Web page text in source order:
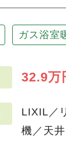
ガス浴室
32.9万
LIXIL／
機／天